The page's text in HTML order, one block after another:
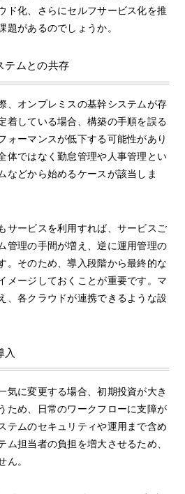
ド化、さらにセルフサービス化を推
題があるのでしょうか。
テムとの共存
、オンプレミスの基幹システムが存
着している場合、構築の手順を誤る
ォーマンスが低下する可能性があり
体ではなく勤怠管理や人事管理とい
などから始めるケースが該当しま
サービスを利用すれば、サービスご
管理の手間が増え、逆に運用管理の
。そのため、導入段階から最終的な
メージしておくことが重要です。マ
、各クラウドが連携できるような設
入
気に変更する場合、初期投資が大き
ため、日常のワークフローに支障が
テムのセキュリティや運用まで含め
ム担当者の負担を増大させるため、
ん。